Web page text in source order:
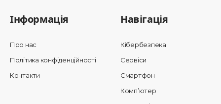
Інформація
Про нас
Політика конфіденційності
Контакти
Навігація
Кібербезпека
Сервіси
Смартфон
Комп’ютер